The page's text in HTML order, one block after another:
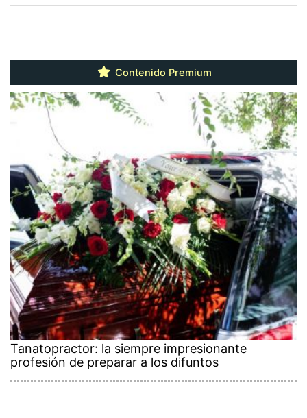
Contenido Premium
Tanatopractor: la siempre impresionante
profesión de preparar a los difuntos